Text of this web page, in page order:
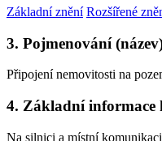
Základní znění Rozšířené
3. Pojmenování
Připojení nemovitosti na
4. Základní informace
Na silnici a místní